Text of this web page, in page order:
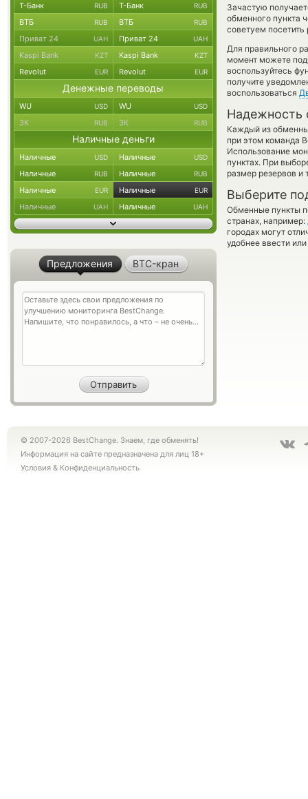
Зачастую
обменного пункта
советуем посетить
Для правильного
момент можете
воспользуйтесь
получите
воспользоваться
Надежность
Каждый из
при этом команда
Использование
пунктах. При
размер резервов и
Выберите
Обменные пункты
странах, например:
городах могут
удобнее ввести
Т-Банк RUB Т-Банк RUB
ВТБ RUB ВТБ RUB
Приват 24 UAH Приват 24 UAH
Kaspi Bank KZT Kaspi Bank KZT
Revolut EUR Revolut EUR
Денежные переводы
WU USD WU USD
ЗК RUB ЗК RUB
Наличные деньги
Наличные USD Наличные USD
Наличные RUB Наличные RUB
Наличные EUR Наличные EUR
Наличные UAH Наличные UAH
Предложения BTC-кран
© 2007-2026 BestChange. Знаем, где обменять!
Информация на сайте предназначена для лиц 18+
Условия & Конфиденциальность